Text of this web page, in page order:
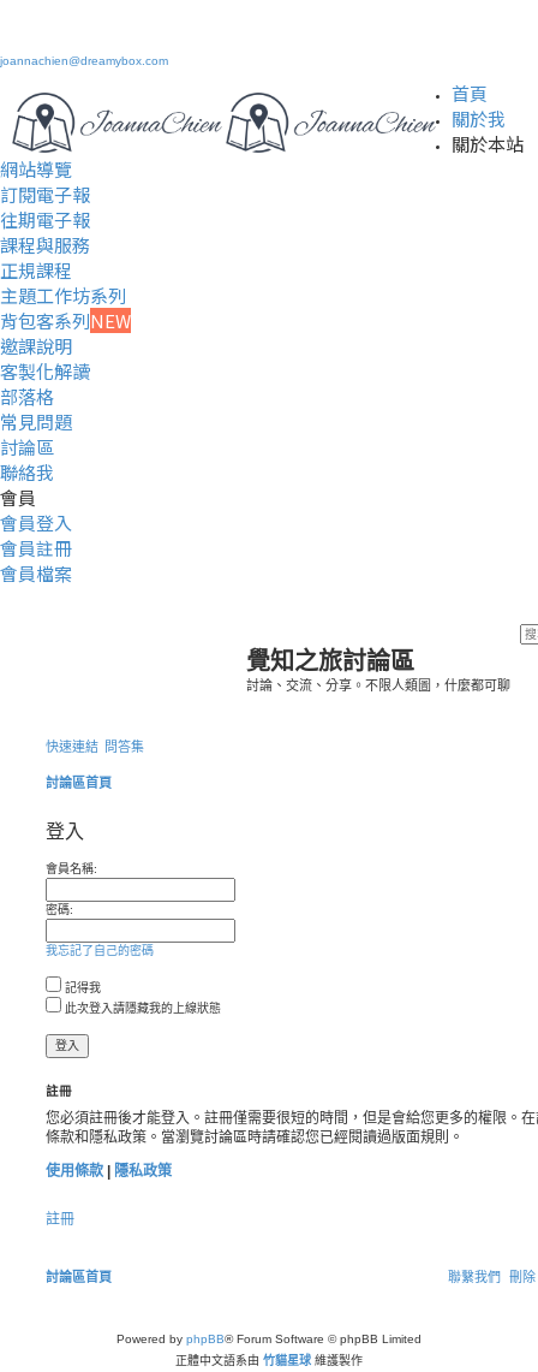
joannachien@dreamybox.com
首頁
關於我
關於本站
網站導覽
訂閱電子報
往期電子報
課程與服務
正規課程
主題工作坊系列
背包客系列NEW
邀課說明
客製化解讀
部落格
常見問題
討論區
聯絡我
會員
會員登入
會員註冊
會員檔案
覺知之旅討論區
討論、交流、分享。不限人類圖，什麼都可聊
快速連結 問答集
討論區首頁
登入
會員名稱:
密碼:
我忘記了自己的密碼
記得我
此次登入請隱藏我的上線狀態
註冊
您必須註冊後才能登入。註冊僅需要很短的時間，但是會給您更多的權限。
條款和隱私政策。當瀏覽討論區時請確認您已經閱讀過版面規則。
使用條款
隱私政策
註冊
討論區首頁 刪
聯繫我們
Powered by phpBB® Forum Software © phpBB Limited
正體中文語系由 竹貓星球 維護製作